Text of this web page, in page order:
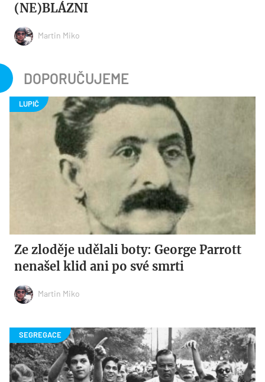
(NE)BLÁZNI
Martin Miko
DOPORUČUJEME
Ze zloděje udělali boty: George Parrott
nenašel klid ani po své smrti
Martin Miko